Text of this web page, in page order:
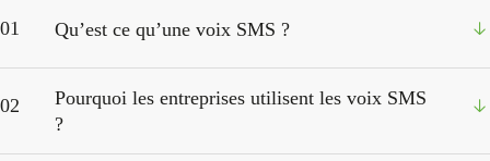
01 Qu’est ce qu’une voix SMS ?
02
Pourquoi les entreprises utilisent les voix SMS
?